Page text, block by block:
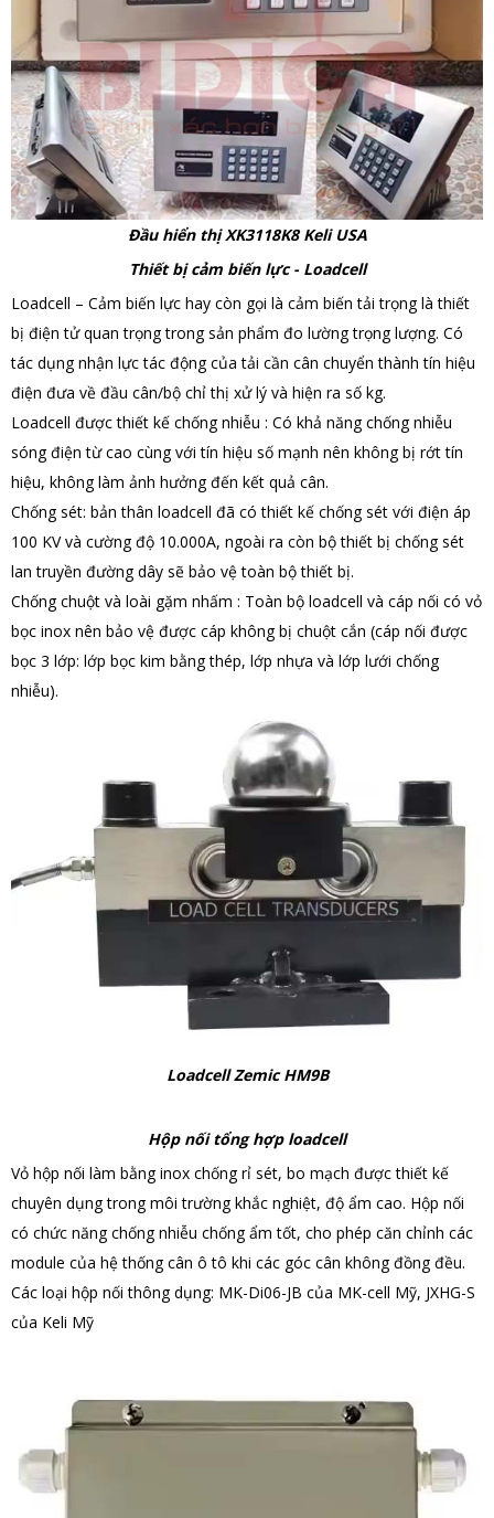
Đầu hiển thị XK3118K8 Keli USA
Thiết bị cảm biến lực - Loadcell
Loadcell – Cảm biến lực hay còn gọi là cảm biến tải trọng là thiết
bị điện tử quan trọng trong sản phẩm đo lường trọng lượng. Có
tác dụng nhận lực tác động của tải cần cân chuyển thành tín hiệu
điện đưa về đầu cân/bộ chỉ thị xử lý và hiện ra số kg.
Loadcell được thiết kế chống nhiễu : Có khả năng chống nhiễu
sóng điện từ cao cùng với tín hiệu số mạnh nên không bị rớt tín
hiệu, không làm ảnh hưởng đến kết quả cân.
Chống sét: bản thân loadcell đã có thiết kế chống sét với điện áp
100 KV và cường độ 10.000A, ngoài ra còn bộ thiết bị chống sét
lan truyền đường dây sẽ bảo vệ toàn bộ thiết bị.
Chống chuột và loài gặm nhấm : Toàn bộ loadcell và cáp nối có vỏ
bọc inox nên bảo vệ được cáp không bị chuột cắn (cáp nối được
bọc 3 lớp: lớp bọc kim bằng thép, lớp nhựa và lớp lưới chống
nhiễu).
Loadcell Zemic HM9B
Hộp nối tổng hợp loadcell
Vỏ hộp nối làm bằng inox chống rỉ sét, bo mạch được thiết kế
chuyên dụng trong môi trường khắc nghiệt, độ ẩm cao. Hộp nối
có chức năng chống nhiễu chống ẩm tốt, cho phép căn chỉnh các
module của hệ thống cân ô tô khi các góc cân không đồng đều.
Các loại hộp nối thông dụng: MK-Di06-JB của MK-cell Mỹ, JXHG-S
của Keli Mỹ